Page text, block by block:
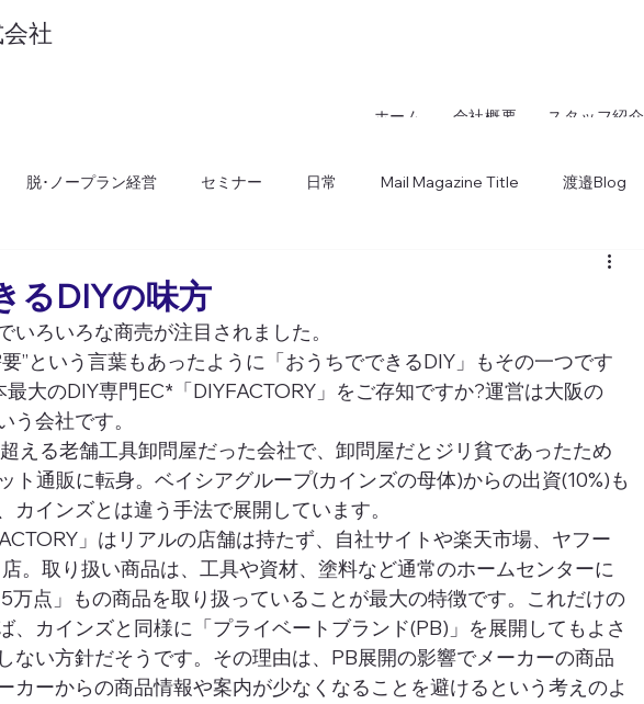
ホーム 会社概要 スタッフ紹介
社
Inc.
脱･ノープラン経営 セミナー 日常 Mail Magazine Title 渡邉Blog
るDIYの味方
いろいろな商売が注目されました。
”という言葉もあったように「おうちでできるDIY」もその一つです
大のDIY専門EC*「DIYFACTORY」をご存知ですか?運営は大阪の
う会社です。
える老舗工具卸問屋だった会社で、卸問屋だとジリ貧であったため
ト通販に転身。ベイシアグループ(カインズの母体)からの出資(10%)も
カインズとは違う手法で展開しています。
」はリアルの店舗は持たず、自社サイトや楽天市場、ヤフー
。取り扱い商品は、工具や資材、塗料など通常のホームセンターに
万点」もの商品を取り扱っていることが最大の特徴です。これだけの
、カインズと同様に「プライベートブランド(PB)」を展開してもよさ
ない方針だそうです。その理由は、PB展開の影響でメーカーの商品
カーからの商品情報や案内が少なくなることを避けるという考えのよ